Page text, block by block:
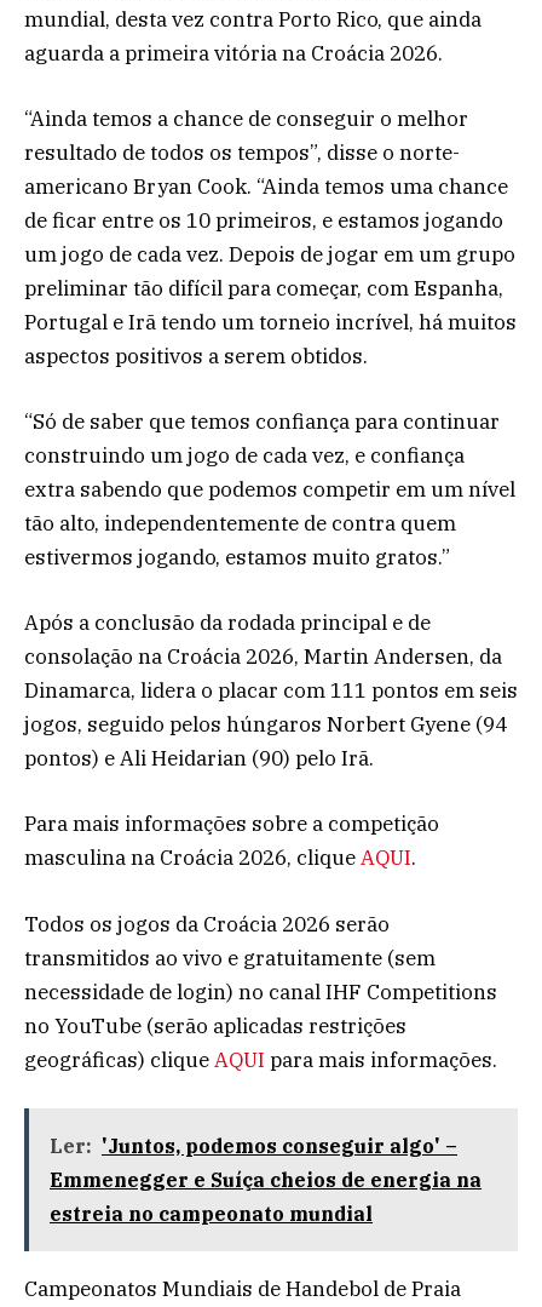
mundial, desta vez contra Porto Rico, que ainda
aguarda a primeira vitória na Croácia 2026.
“Ainda temos a chance de conseguir o melhor
resultado de todos os tempos”, disse o norte-
americano Bryan Cook. “Ainda temos uma chance
de ficar entre os 10 primeiros, e estamos jogando
um jogo de cada vez. Depois de jogar em um grupo
preliminar tão difícil para começar, com Espanha,
Portugal e Irã tendo um torneio incrível, há muitos
aspectos positivos a serem obtidos.
“Só de saber que temos confiança para continuar
construindo um jogo de cada vez, e confiança
extra sabendo que podemos competir em um nível
tão alto, independentemente de contra quem
estivermos jogando, estamos muito gratos.”
Após a conclusão da rodada principal e de
consolação na Croácia 2026, Martin Andersen, da
Dinamarca, lidera o placar com 111 pontos em seis
jogos, seguido pelos húngaros Norbert Gyene (94
pontos) e Ali Heidarian (90) pelo Irã.
Para mais informações sobre a competição
masculina na Croácia 2026, cliqueAQUI.
Todos os jogos da Croácia 2026 serão
transmitidos ao vivo e gratuitamente (sem
necessidade de login) no canal IHF Competitions
no YouTube (serão aplicadas restrições
geográficas) cliqueAQUI para mais informações.
Ler: 'Juntos, podemos conseguir algo' –
Emmenegger e Suíça cheios de energia na
estreia no campeonato mundial
Campeonatos Mundiais de Handebol de Praia